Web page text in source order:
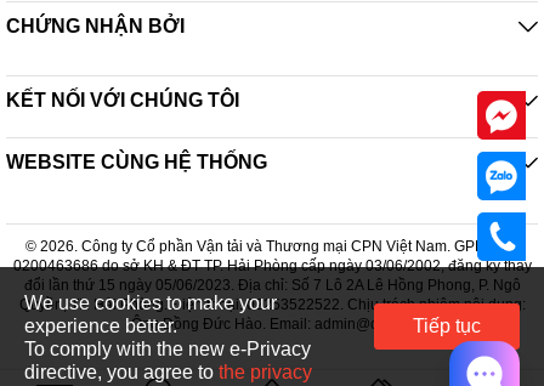
We use cookies to make your
experience better.
To comply with the new e-Privacy
directive, you agree to the privacy
Tiếp tục
CHỨNG NHẬN BỞI
KẾT NỐI VỚI CHÚNG TÔI
WEBSITE CÙNG HỆ THỐNG
© 2026. Công ty Cổ phần Vận tải và Thương mại CPN Việt Nam. GPDKKD:
0200463686 do sở KH & ĐT TP. Hải Phòng cấp ngày 03/06/2002, đăng ký thay
đổi lần thứ 15 ngày 05/06/2023. Địa chỉ: Số 7 Lô 2A Lê Hồng Phong, P. Ngô
Quyền, TP. Hải Phòng. Điện thoại: 02253522522. Chịu trách nhiệm nội dung:
Ông Đồng Đức Hào. Email: admin@cpn.vn